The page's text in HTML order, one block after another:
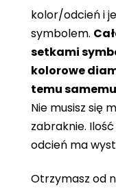
kolor/odcień i
symbolem.
setkami
kolorowe
temu
Nie musisz się
zabraknie.
odcień ma
Otrzymasz od